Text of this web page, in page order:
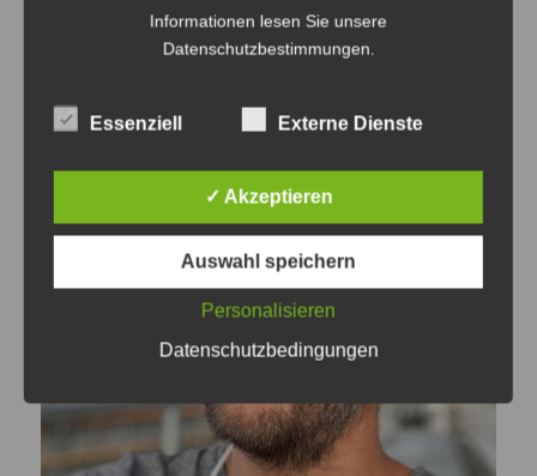
Helligkeit nicht mit der Sonne konkurrieren
muss. Läuft blendend.
Informationen lesen Sie unsere
Datenschutzbestimmungen
Essenziell Externe Dienste
✓ Akzeptieren
Auswahl speichern
Personalisieren
Datenschutzbedingungen